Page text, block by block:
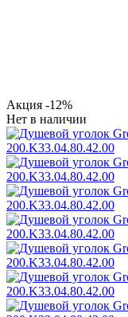
Акция -12%
Нет в наличии